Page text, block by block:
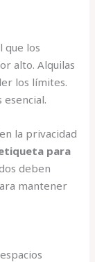
que los
alto. Alquilas
los límites.
la privacidad
para
deben
mantener